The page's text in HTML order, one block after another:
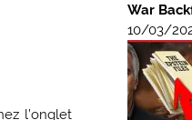
l’onglet
War
10/03/